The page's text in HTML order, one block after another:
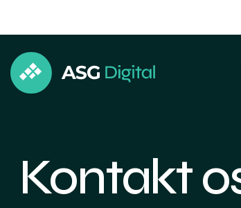
Kontakt